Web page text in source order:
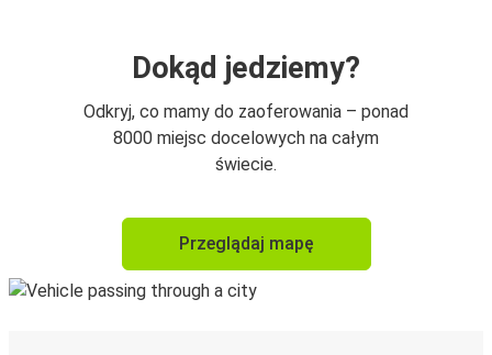
Dokąd jedziemy?
Odkryj, co mamy do zaoferowania – ponad
8000 miejsc docelowych na całym
świecie.
Przeglądaj mapę